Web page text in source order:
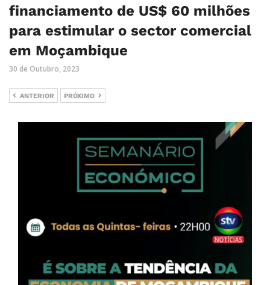
financiamento de US$ 60 milhões
para estimular o sector comercial
em Moçambique
30 de Outubro, 2023
ANTERIOR PRÓXIMO